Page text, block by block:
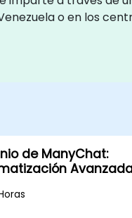
o en los
de ManyChat: